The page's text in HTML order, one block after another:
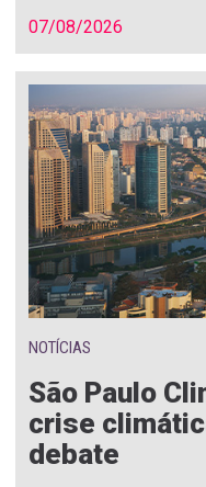
07/08/2026
NOTÍCIAS
São Paulo
crise
debate